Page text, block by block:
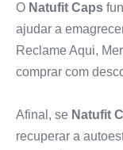
O Natufit Caps
ajudar a
Reclame Aqui,
comprar com
Afinal, se Natufit
recuperar a